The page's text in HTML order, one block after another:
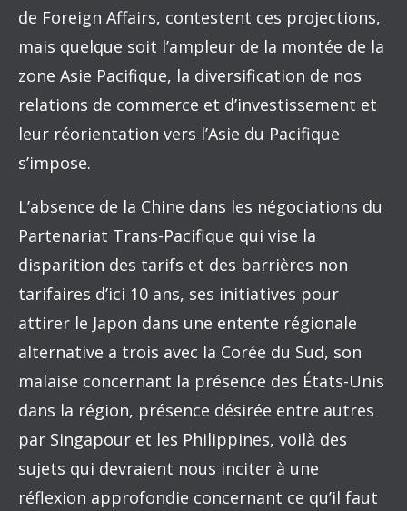
de Foreign Affairs, contestent ces projections,
mais quelque soit l’ampleur de la montée de la
zone Asie Pacifique, la diversification de nos
relations de commerce et d’investissement et
leur réorientation vers l’Asie du Pacifique
s’impose.
L’absence de la Chine dans les négociations du
Partenariat Trans-Pacifique qui vise la
disparition des tarifs et des barrières non
tarifaires d’ici 10 ans, ses initiatives pour
attirer le Japon dans une entente régionale
alternative a trois avec la Corée du Sud, son
malaise concernant la présence des États-Unis
dans la région, présence désirée entre autres
par Singapour et les Philippines, voilà des
sujets qui devraient nous inciter à une
réflexion approfondie concernant ce qu’il faut